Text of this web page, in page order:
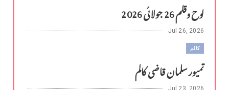
لوح وقلم 26 جولائی 2026
Jul 26, 2026
کالم
تمیور سلمان قاضی کالم